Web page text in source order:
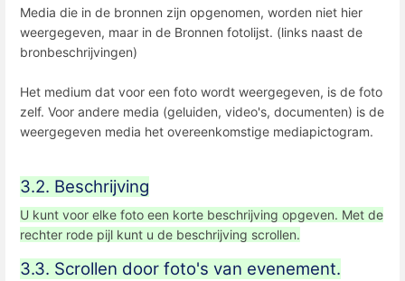
Media die in de bronnen zijn opgenomen, worden niet hier
weergegeven, maar in de Bronnen fotolijst. (links naast de
bronbeschrijvingen)
Het medium dat voor een foto wordt weergegeven, is de foto
zelf. Voor andere media (geluiden, video's, documenten) is de
weergegeven media het overeenkomstige mediapictogram.
3.2. Beschrijving
U kunt voor elke foto een korte beschrijving opgeven. Met de
rechter rode pijl kunt u de beschrijving scrollen.
3.3. Scrollen door foto's van evenement.